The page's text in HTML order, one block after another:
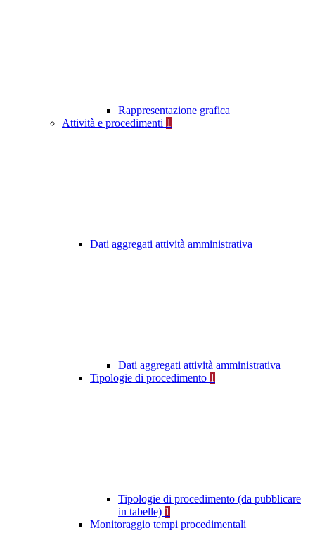
Rappresentazione grafica
Attività e procedimenti 1
Dati aggregati attività amministrativa
Dati aggregati attività amministrativa
Tipologie di procedimento 1
Tipologie di procedimento (da pubblicare
in tabelle) 1
Monitoraggio tempi procedimentali